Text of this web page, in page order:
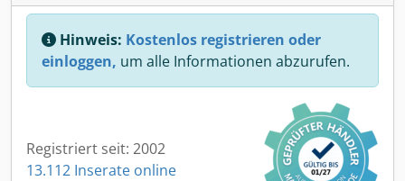
Hinweis: Kostenlos registrieren oder
einloggen, um alle Informationen abzurufen.
Registriert seit: 2002
13.112 Inserate online